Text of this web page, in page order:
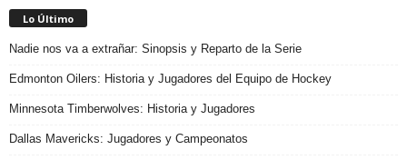
Lo Último
Nadie nos va a extrañar: Sinopsis y Reparto de la Serie
Edmonton Oilers: Historia y Jugadores del Equipo de Hockey
Minnesota Timberwolves: Historia y Jugadores
Dallas Mavericks: Jugadores y Campeonatos